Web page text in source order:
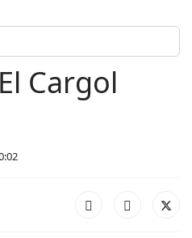
Cargol